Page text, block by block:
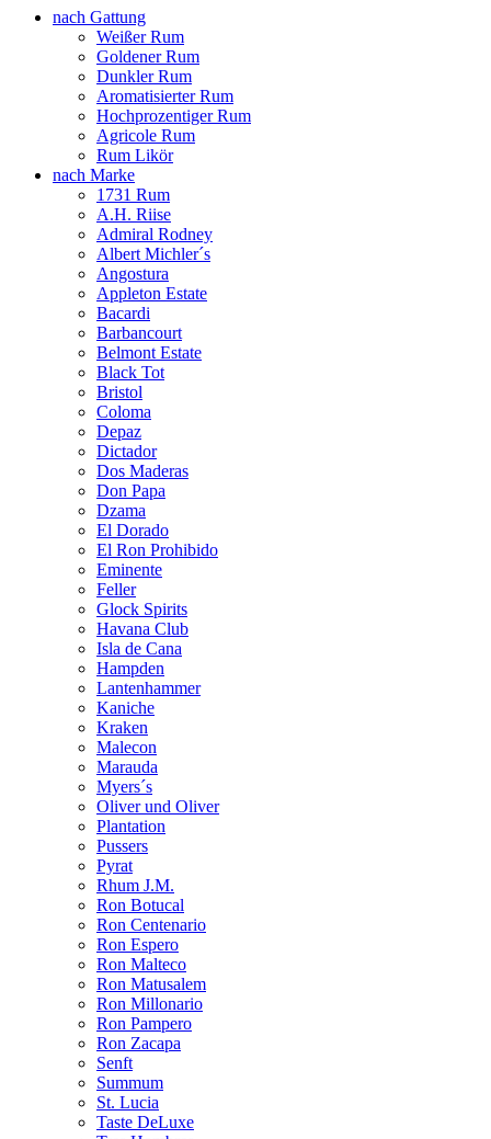
nach Gattung
Weißer Rum
Goldener Rum
Dunkler Rum
Aromatisierter Rum
Hochprozentiger Rum
Agricole Rum
Rum Likör
nach Marke
1731 Rum
A.H. Riise
Admiral Rodney
Albert Michler´s
Angostura
Appleton Estate
Bacardi
Barbancourt
Belmont Estate
Black Tot
Bristol
Coloma
Depaz
Dictador
Dos Maderas
Don Papa
Dzama
El Dorado
El Ron Prohibido
Eminente
Feller
Glock Spirits
Havana Club
Isla de Cana
Hampden
Lantenhammer
Kaniche
Kraken
Malecon
Marauda
Myers´s
Oliver und Oliver
Plantation
Pussers
Pyrat
Rhum J.M.
Ron Botucal
Ron Centenario
Ron Espero
Ron Malteco
Ron Matusalem
Ron Millonario
Ron Pampero
Ron Zacapa
Senft
Summum
St. Lucia
Taste DeLuxe